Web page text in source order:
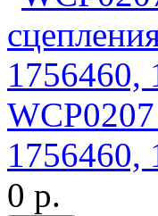
1756460,
0 р.